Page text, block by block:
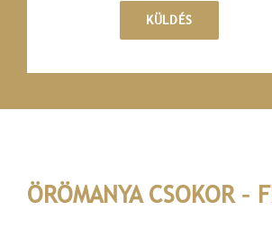
ÖRÖMANYA CSOKOR –